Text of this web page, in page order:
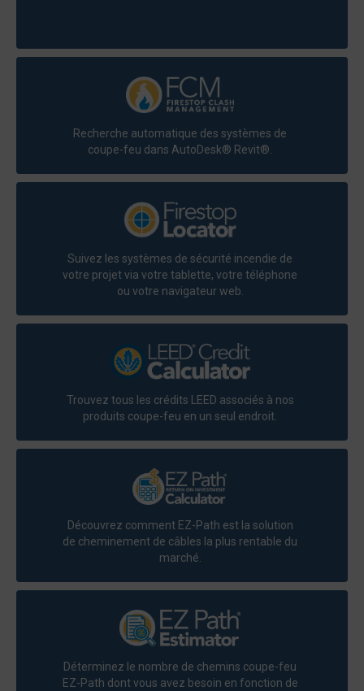
Recherche automatique des systèmes de
coupe-feu dans AutoDesk® Revit®.
Suivez les systèmes de sécurité incendie de
votre projet via votre tablette, votre téléphone
ou votre navigateur web.
Trouvez tous les crédits LEED associés à nos
produits coupe-feu en un seul endroit.
Découvrez comment EZ-Path est la solution
de cheminement de câbles la plus rentable du
marché.
Déterminez le nombre de chemins coupe-feu
EZ-Path dont vous avez besoin en fonction de